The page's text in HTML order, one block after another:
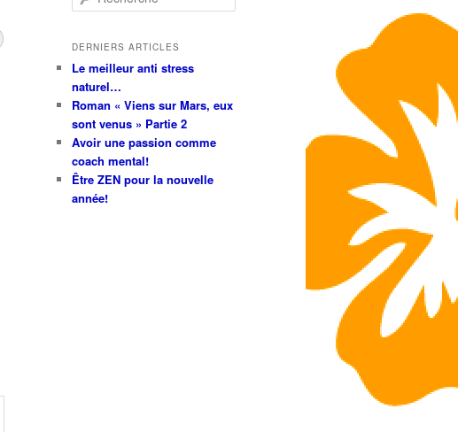
e
h
r
c
h
e
DERNIERS ARTICLES
Le meilleur anti stress
naturel…
Roman « Viens sur Mars, eux
sont venus » Partie 2
Avoir une passion comme
coach mental!
Être ZEN pour la nouvelle
année!